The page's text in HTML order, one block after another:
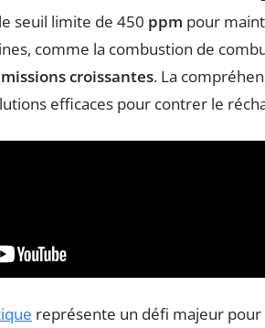
seuil limite de 450 ppm pour
comme la combustion de
croissantes. La
efficaces pour contrer le
représente un défi majeur pour